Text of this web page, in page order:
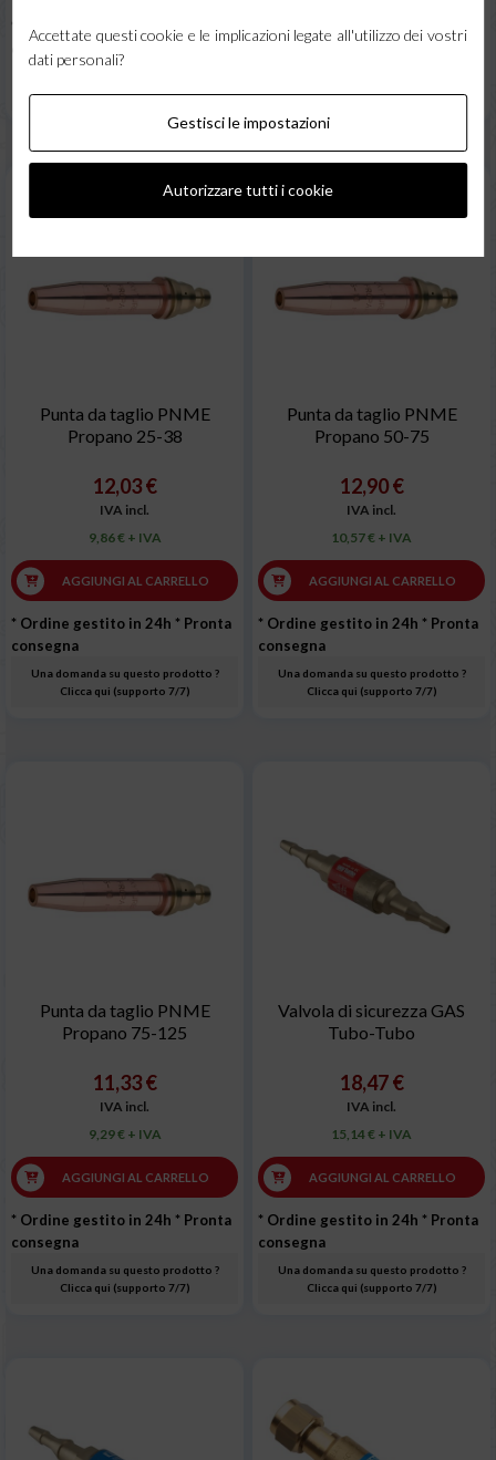
* Ordine gestito in 24h* Pronta
Clicca qui (supporto 7/7)
* Ordine gestito in 24h* Pronta
consegna
Clicca qui (supporto 7/7)
Punta da taglio PNME
Propano 25-38
12,03 €
IVA incl.
9,86 € + IVA
AGGIUNGI AL CARRELLO
* Ordine gestito in 24h * Pronta
consegna
Una domanda su questo prodotto ?
Clicca qui (supporto 7/7)
Punta da taglio PNME
Propano 50-75
12,90 €
IVA incl.
10,57 € + IVA
AGGIUNGI AL CARRELLO
* Ordine gestito in 24h * Pronta
consegna
Una domanda su questo prodotto ?
Clicca qui (supporto 7/7)
Punta da taglio PNME
Propano 75-125
11,33 €
IVA incl.
9,29 € + IVA
AGGIUNGI AL CARRELLO
* Ordine gestito in 24h * Pronta
consegna
Una domanda su questo prodotto ?
Clicca qui (supporto 7/7)
Valvola di sicurezza GAS
Tubo-Tubo
18,47 €
IVA incl.
15,14 € + IVA
AGGIUNGI AL CARRELLO
* Ordine gestito in 24h * Pronta
consegna
Una domanda su questo prodotto ?
Clicca qui (supporto 7/7)
Accettate questi cookie e le implicazioni legate all'utilizzo dei vostri
dati personali?
Gestisci le impostazioni
Autorizzare tutti i cookie